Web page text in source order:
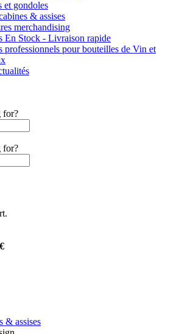
et gondoles
& assises
merchandising
En Stock - Livraison rapide
professionnels pour bouteilles de Vin et
for?
for?
& assises